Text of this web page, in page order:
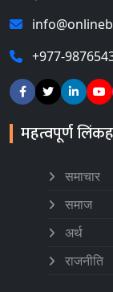
+977-
महत्वपूर्ण
समाचार
समाज
अर्थ
राजनीति